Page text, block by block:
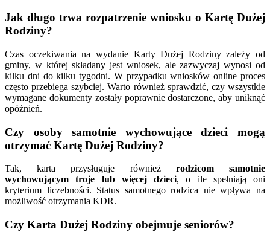
Jak długo trwa rozpatrzenie wniosku o Kartę Dużej
Rodziny?
Czas oczekiwania na wydanie Karty Dużej Rodziny zależy od
gminy, w której składany jest wniosek, ale zazwyczaj wynosi od
kilku dni do kilku tygodni. W przypadku wniosków online proces
często przebiega szybciej. Warto również sprawdzić, czy wszystkie
wymagane dokumenty zostały poprawnie dostarczone, aby uniknąć
opóźnień.
Czy osoby samotnie wychowujące dzieci mogą
otrzymać Kartę Dużej Rodziny?
Tak, karta przysługuje również rodzicom samotnie
wychowującym troje lub więcej dzieci, o ile spełniają oni
kryterium liczebności. Status samotnego rodzica nie wpływa na
możliwość otrzymania KDR.
Czy Karta Dużej Rodziny obejmuje seniorów?